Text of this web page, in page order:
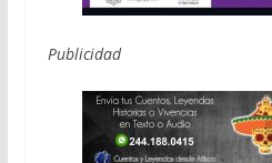
Publicidad